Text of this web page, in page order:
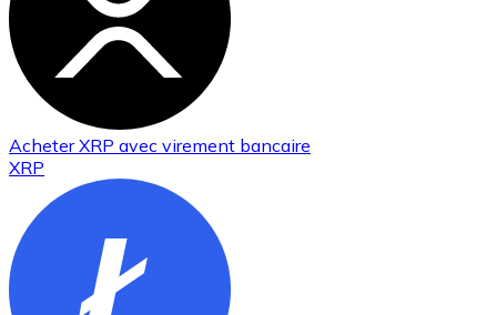
AcheterXRP avec virement bancaire
XRP